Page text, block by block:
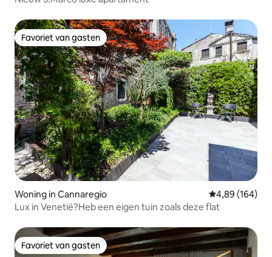
Favoriet van gasten
Favoriet van gasten
Woning in Cannaregio Gemiddelde
4,89 (164)
Lux in Venetië?Heb een eigen tuin zoals deze flat
Favoriet van gasten
Favoriet van gasten